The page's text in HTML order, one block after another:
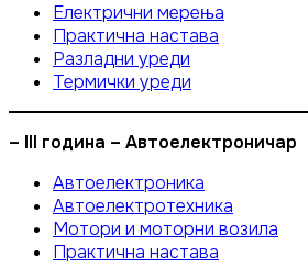
Електрични мерења
Практична настава
Разладни уреди
Термички уреди
– III година – Автоелектроничар
Автоелектроника
Автоелектротехника
Мотори и моторни возила
Практична настава